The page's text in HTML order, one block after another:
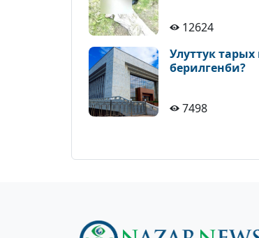
12624
Улуттук
берилгенби?
7498